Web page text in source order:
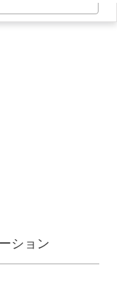
ション